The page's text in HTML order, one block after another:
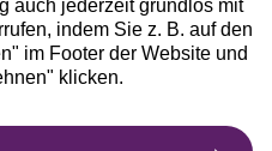
auch jederzeit grundlos mit
indem Sie z. B. auf den
im Footer der Website und
klicken.